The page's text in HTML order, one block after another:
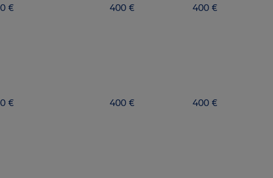
0 € 400 € 400 €
0 € 400 € 400 €